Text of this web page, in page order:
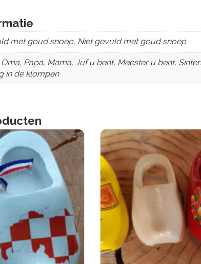
met goud snoep, Niet gevuld met goud snoep
Oma, Papa, Mama, Juf u bent, Meester u bent,
in de klompen